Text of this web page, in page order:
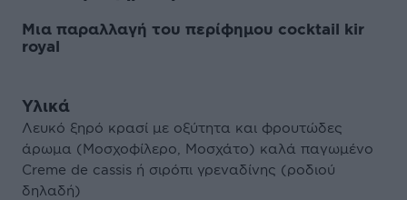
Μια παραλλαγή του περίφημου cocktail kir
royal
Υλικά
Λευκό ξηρό κρασί με οξύτητα και φρουτώδες
άρωμα (Μοσχοφίλερο, Μοσχάτο) καλά παγωμένο
Creme de cassis ή σιρόπι γρεναδίνης (ροδιού
δηλαδή)